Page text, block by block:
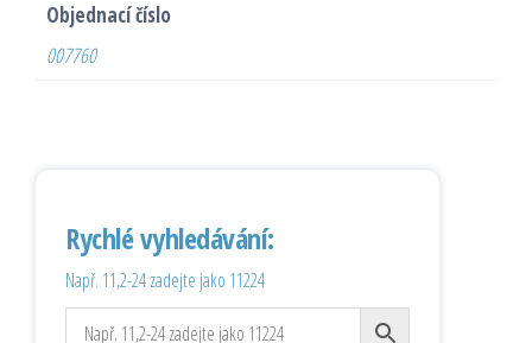
Objednací číslo
007760
Rychlé vyhledávání:
Např. 11,2-24 zadejte jako 11224